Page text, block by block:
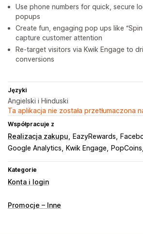
Use phone numbers for quick, secure
popups
Create fun, engaging pop ups like
capture customer attention
Re-target visitors via Kwik Engage to
conversions
Języki
Angielski i Hinduski
Ta aplikacja nie została przetłumaczona
Współpracuje z
Realizacja zakupu EazyRewards
Google Analytics
Kwik Engage PopCoins
Kategorie
Konta i login
Logowanie klienta
Promocje – Inne